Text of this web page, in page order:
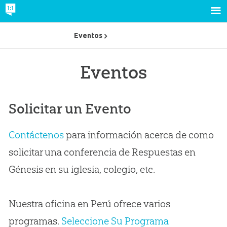
Eventos
Solicitar un Evento
Contáctenospara información acerca de como
solicitar una conferencia de Respuestas en
Génesis en su iglesia, colegio, etc.
Nuestra oficina en Perú ofrece varios
programas. Seleccione Su Programa
Eventos